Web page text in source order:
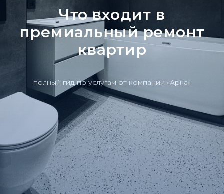
Что входит в
премиальный ремонт
квартир
полный гид по услугам от компании «Арка»